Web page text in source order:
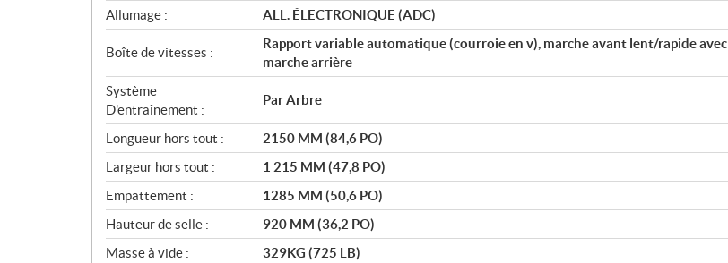
Allumage :
ALL. ÉLECTRONIQUE (ADC)
Boîte de vitesses :
Rapport variable automatique (courroie en v), marche avant lent/rapide avec
marche arrière
Système
D'entraînement :
Par Arbre
Longueur hors tout :
2150 MM (84,6 PO)
Largeur hors tout :
1 215 MM (47,8 PO)
Empattement :
1285 MM (50,6 PO)
Hauteur de selle :
920 MM (36,2 PO)
Masse à vide :
329KG (725 LB)